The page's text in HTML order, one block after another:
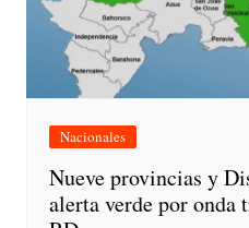
Nacionales
Nueve provincias y
alerta verde por onda